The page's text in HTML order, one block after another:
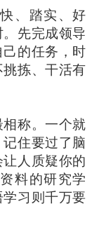
、踏实、好
先完成领导
的任务，时
拣、干活有
称。一个就
住要过了脑
人质疑你的
料的研究学
习则千万要